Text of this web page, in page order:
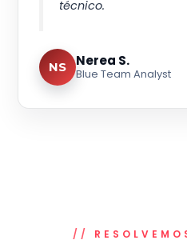
técnico.
NS Nerea S.
Blue Team Analyst